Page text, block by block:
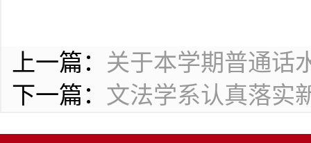
上一篇： 关于本学期普通话
下一篇： 文法学系认真落实